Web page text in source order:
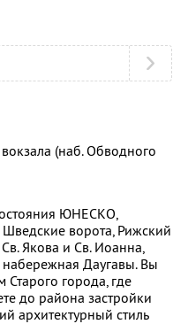
(наб. Обводного
ЮНЕСКО,
ворота, Рижский
Якова и Св. Иоанна,
Даугавы. Вы
города, где
до района застройки
архитектурный стиль